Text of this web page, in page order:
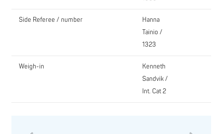
Side Referee / number
Hanna
Tainio /
1323
Weigh-in
Kenneth
Sandvik /
Int. Cat 2